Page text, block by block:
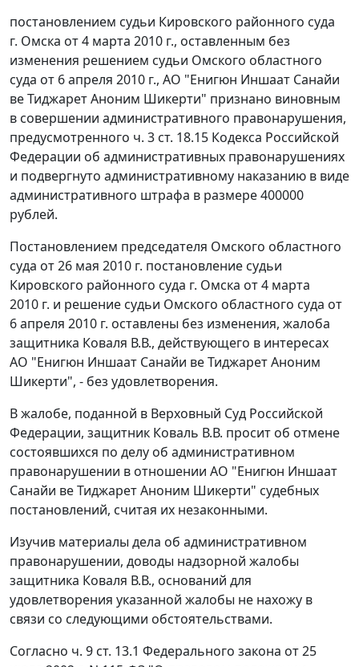
постановлением судьи Кировского районного суда
г. Омска от 4 марта 2010 г., оставленным без
изменения решением судьи Омского областного
суда от 6 апреля 2010 г., АО "Енигюн Иншаат Санайи
ве Тиджарет Аноним Шикерти" признано виновным
в совершении административного правонарушения,
предусмотренного ч. 3 ст. 18.15 Кодекса Российской
Федерации об административных правонарушениях
и подвергнуто административному наказанию в виде
административного штрафа в размере 400000
рублей.
Постановлением председателя Омского областного
суда от 26 мая 2010 г. постановление судьи
Кировского районного суда г. Омска от 4 марта
2010 г. и решение судьи Омского областного суда от
6 апреля 2010 г. оставлены без изменения, жалоба
защитника Коваля В.В., действующего в интересах
АО "Енигюн Иншаат Санайи ве Тиджарет Аноним
Шикерти", - без удовлетворения.
В жалобе, поданной в Верховный Суд Российской
Федерации, защитник Коваль В.В. просит об отмене
состоявшихся по делу об административном
правонарушении в отношении АО "Енигюн Иншаат
Санайи ве Тиджарет Аноним Шикерти" судебных
постановлений, считая их незаконными.
Изучив материалы дела об административном
правонарушении, доводы надзорной жалобы
защитника Коваля В.В., оснований для
удовлетворения указанной жалобы не нахожу в
связи со следующими обстоятельствами.
Согласно ч. 9 ст. 13.1 Федерального закона от 25